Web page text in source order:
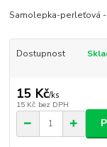
Samolepka-perleťová
Dostupnost
15 Kč/ks
15 Kč bez DPH